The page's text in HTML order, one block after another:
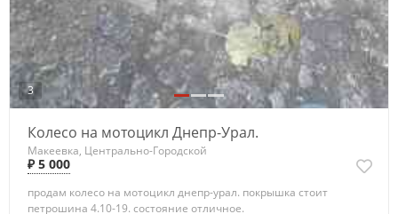
3
Колесо на мотоцикл Днепр-Урал.
Макеевка, Центрально-Городской
₽ 5 000
продам колесо на мотоцикл днепр-урал. покрышка стоит
петрошина 4.10-19. состояние отличное.